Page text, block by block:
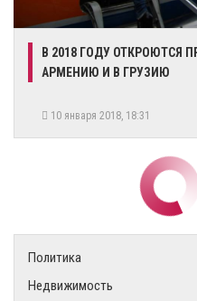
В 2018 ГОДУ ОТКРОЮТСЯ
АРМЕНИЮ И В ГРУЗИЮ
10 января 2018, 18:31
Политика
Недвижимость